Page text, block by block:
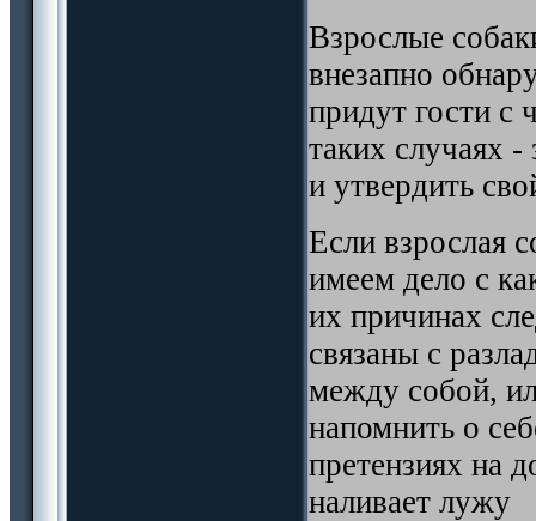
Взрослые
внезапно
придут гости с
таких случаях
и утвердить
Если взрослая
имеем дело с
их причинах
связаны с
между собой,
напомнить о
претензиях на
наливает лужу